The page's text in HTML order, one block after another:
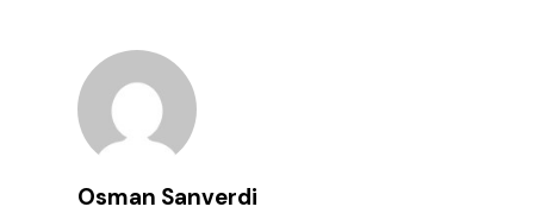
Osman Sanverdi